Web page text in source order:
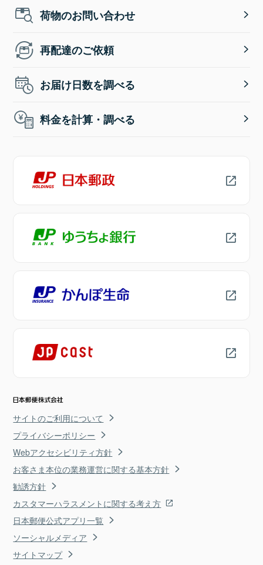
荷物のお問い合わせ
再配達のご依頼
お届け日数を調べる
料金を計算・調べる
サイトのご利用について
プライバシーポリシー
Webアクセシビリティ方針
お客さま本位の業務運営に関する基本方針
勧誘方針
カスタマーハラスメントに関する考え方
日本郵便公式アプリ一覧
ソーシャルメディア
サイトマップ